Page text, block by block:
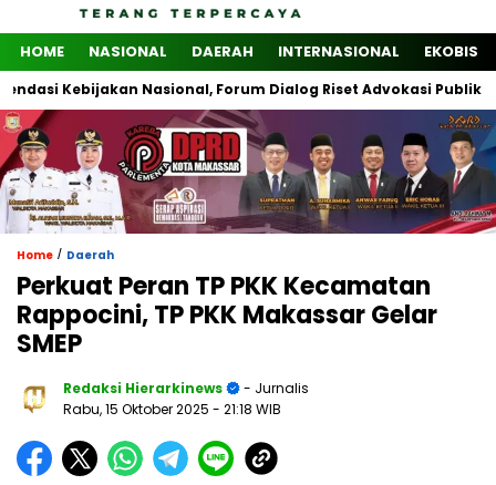
HOME NASIONAL DAERAH INTERNASIONAL EKOBIS
Kebijakan Nasional, Forum Dialog Riset Advokasi Publik
Home / Daerah
Perkuat Peran TP PKK Kecamatan
Rappocini, TP PKK Makassar Gelar
SMEP
Redaksi Hierarkinews
- Jurnalis
Rabu, 15 Oktober 2025 - 21:18 WIB